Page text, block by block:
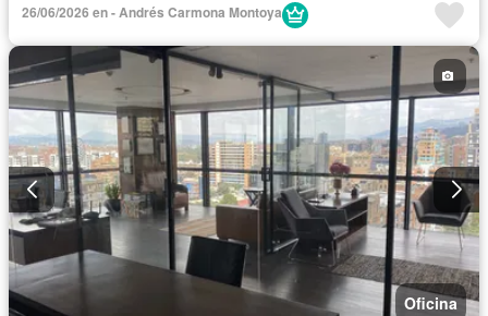
26/06/2026 en - Andrés Carmona Montoya
Oficina